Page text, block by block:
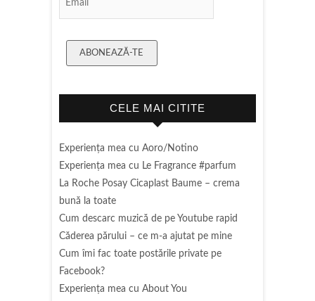
ABONEAZĂ-TE
CELE MAI CITITE
Experienţa mea cu Aoro/Notino
Experienţa mea cu Le Fragrance #parfum
La Roche Posay Cicaplast Baume – crema
bună la toate
Cum descarc muzică de pe Youtube rapid
Căderea părului – ce m-a ajutat pe mine
Cum îmi fac toate postările private pe
Facebook?
Experiența mea cu About You